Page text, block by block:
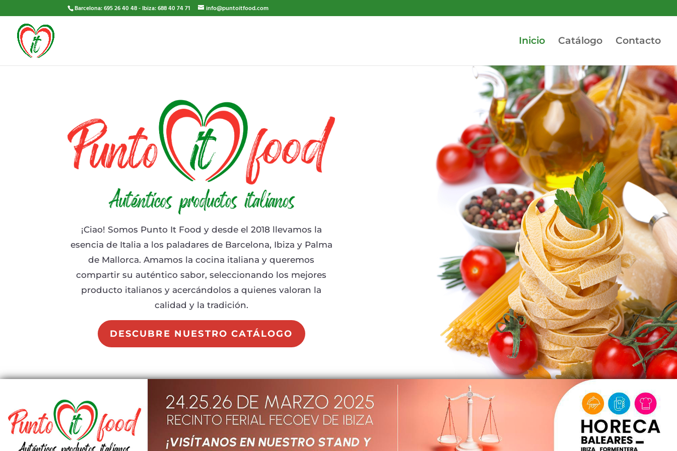
Barcelona: 695 26 40 48 - Ibiza: 688 40 74 71 info@puntoitfood.com
Inicio Catálogo Contacto
¡Ciao! Somos Punto It Food y desde el 2018 llevamos la
esencia de Italia a los paladares de Barcelona, Ibiza y Palma
de Mallorca. Amamos la cocina italiana y queremos
compartir su auténtico sabor, seleccionando los mejores
producto italianos y acercándolos a quienes valoran la
calidad y la tradición.
DESCUBRE NUESTRO CATÁLOGO